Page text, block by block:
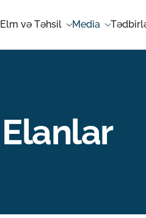
Elm və Təhsil Media
Elanlar